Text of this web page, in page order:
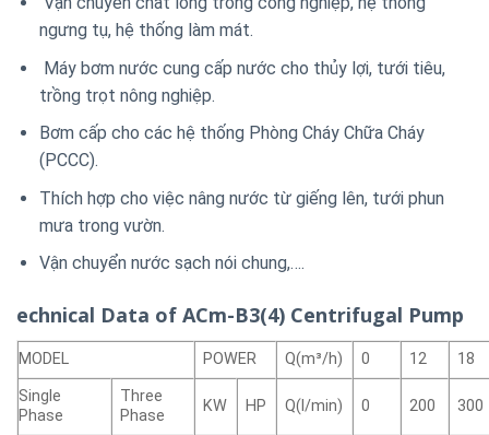
ngưng tụ, hệ thống làm mát.
Máy bơm nước cung cấp nước cho thủy lợi, tưới tiêu,
trồng trọt nông nghiệp.
Bơm cấp cho các hệ thống Phòng Cháy Chữa Cháy
(PCCC).
Thích hợp cho việc nâng nước từ giếng lên, tưới phun
mưa trong vườn.
Vận chuyển nước sạch nói chung,….
echnical Data of ACm-B3(4) Centrifugal Pump
MODEL POWER Q(m³/h) 0 12
18
Single
Phase
Three
Phase
KW HP Q(l/min) 0 200 300